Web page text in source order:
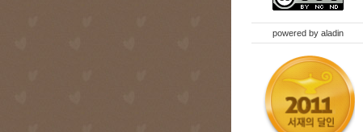
powered by aladin